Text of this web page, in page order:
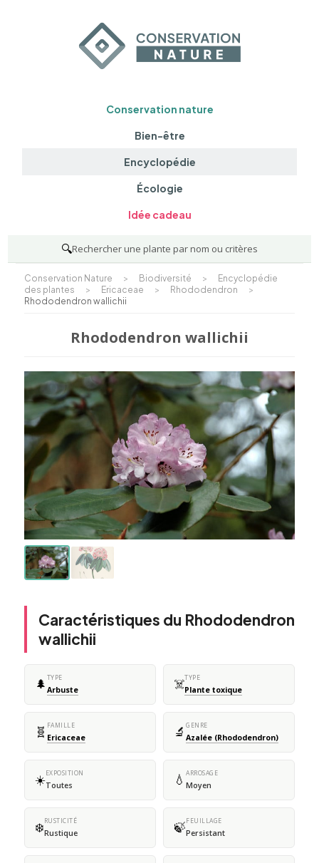
Conservation nature
Bien-être
Encyclopédie
Écologie
Idée cadeau
🔍Rechercher une plante par nom ou critères
Conservation Nature > Biodiversité >
Encyclopédie
des plantes
> Ericaceae > Rhododendron
>
Rhododendron wallichii
Rhododendron wallichii
Caractéristiques du Rhododendron
wallichii
🌲 TYPE
Arbuste ☠️TYPE
Plante toxique
🧬 FAMILLE
Ericaceae 🔬 GENRE
Azalée (Rhododendron)
☀️EXPOSITION
Toutes 💧 ARROSAGE
Moyen
❄️RUSTICITÉ
Rustique 🍃FEUILLAGE
Persistant